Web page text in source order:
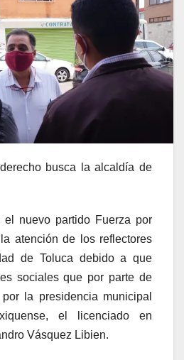
busca la alcaldía de
nuevo partido Fuerza por
atención de los reflectores
de Toluca debido a que
sociales que por parte de
la presidencia municipal
el licenciado en
Vásquez Libien.